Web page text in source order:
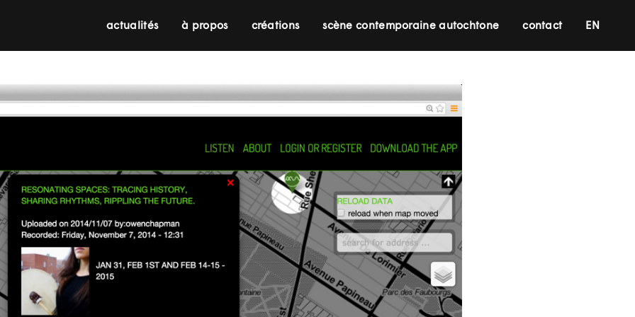
actualités à propos créations scène contemporaine autochtone contact EN